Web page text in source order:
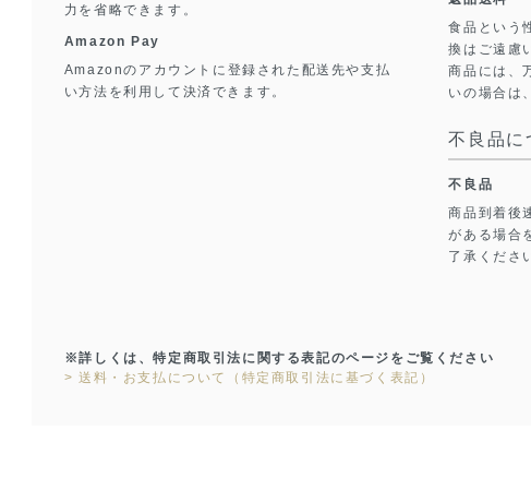
力を省略できます。
Amazon Pay
Amazonのアカウントに登録された配送先や支払
い方法を利用して決済できます。
食品という
換はご遠慮
商品には、
いの場合は
不良品に
不良品
商品到着後
がある場合
了承くださ
※詳しくは、特定商取引法に関する表記のページをご覧ください
> 送料・お支払について（特定商取引法に基づく表記）